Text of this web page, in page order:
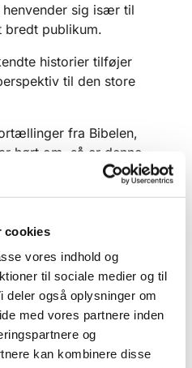
cookies
vores indhold og
til sociale medier og til
også oplysninger om
med vores partnere inden
og
kan kombinere disse
henvender sig især til
publikum.
historier tilføjer
til den store
fra Bibelen,
hørt om, så er denne
Poulsen og lektor i
Tilsammen kender de alle
i Bibelen ud og
dem, så de fænger og
er vant til at læse
andet: